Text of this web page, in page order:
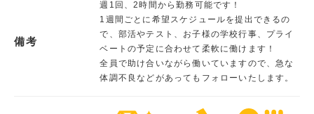
備考
週1回、2時間から勤務可能です！
1週間ごとに希望スケジュールを提出できるの
で、部活やテスト、お子様の学校行事、プライ
ベートの予定に合わせて柔軟に働けます！
全員で助け合いながら働いていますので、急な
体調不良などがあってもフォローいたします。